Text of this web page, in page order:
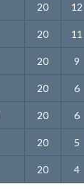
20 12
20 11
20 9
20 6
20 6
20 5
20 4